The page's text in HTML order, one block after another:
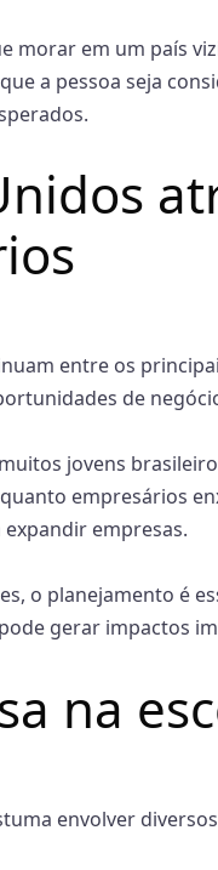
morar em um país
a pessoa seja
entre os
de
jovens
empresários
empresas.
o planejamento é
gerar impactos
na
envolver